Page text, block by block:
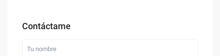
Contáctame